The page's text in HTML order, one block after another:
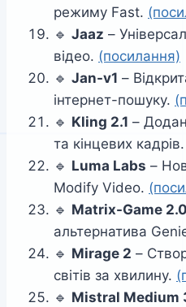
режиму Fast.
🔹 Jaaz –
відео. (посилання)
🔹 Jan-v1 –
інтернет-пошуку.
🔹 Kling 2.1 –
та кінцевих кадрів.
🔹 Luma Labs –
Modify Video.
🔹 Matrix-Game 2.0
альтернатива
🔹 Mirage 2 –
світів за хвилину.
🔹 Mistral Medium